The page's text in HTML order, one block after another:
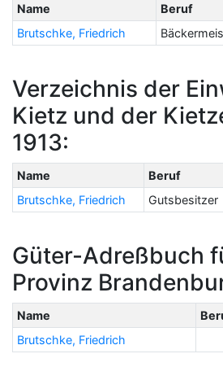
Name Beruf
Brutschke, Friedrich
Verzeichnis der
Kietz und der
1913:
Name Beruf
Brutschke, Friedrich
Gutsbesitzer
Güter-Adreßbuch
Provinz
Name
Brutschke, Friedrich